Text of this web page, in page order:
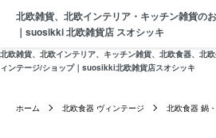
北欧雑貨、北欧インテリア、キッチン雑貨、北欧食器、北
ィンテージ/ショップ｜suosikki北欧雑貨店スオシッキ
北欧雑貨、北欧インテリア・キッチン雑貨の
｜suosikki 北欧雑貨店 スオシッキ
ホーム 北欧食器 ヴィンテージ 北欧食器 鍋